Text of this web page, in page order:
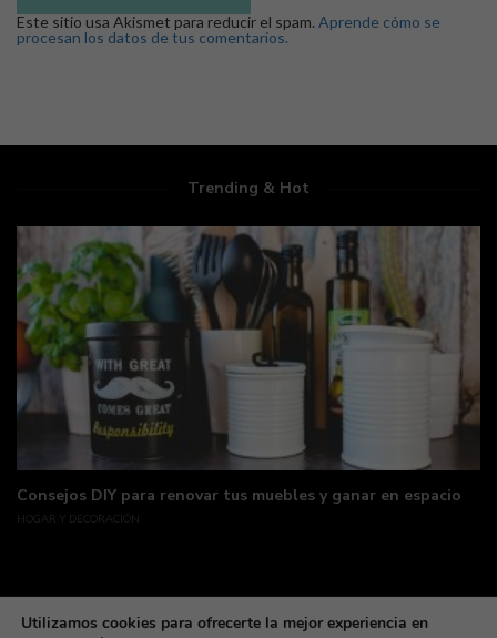
Este sitio usa Akismet para reducir el spam. Aprende cómo se
procesan los datos de tus comentarios.
Trending & Hot
renovar tus muebles y ganar en espacio ¿Cómo preparar
Utilizamos cookies para ofrecerte la mejor experiencia en